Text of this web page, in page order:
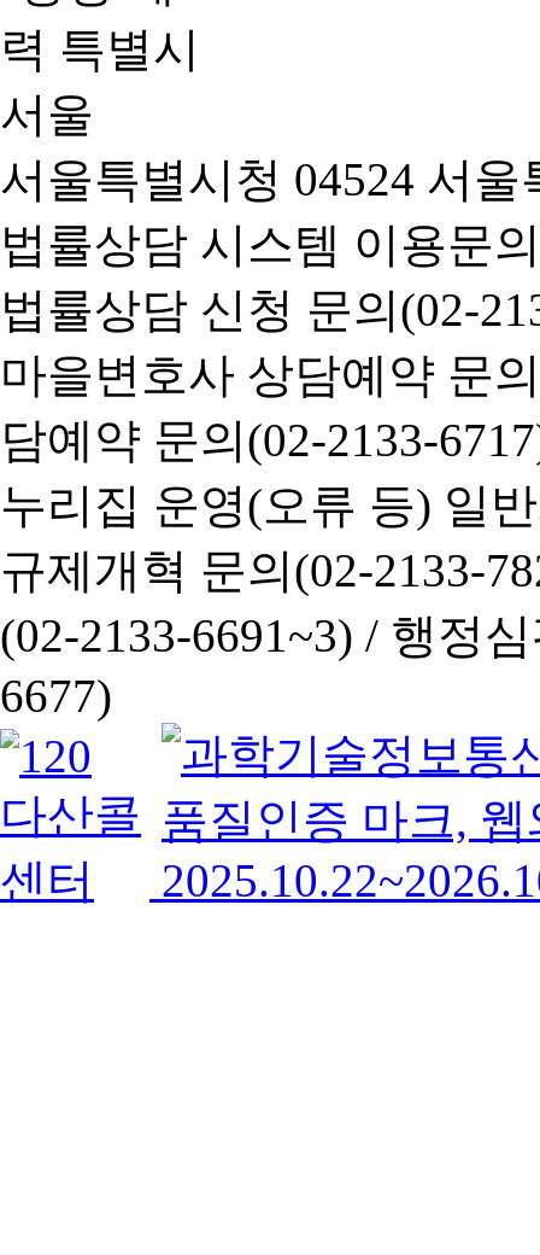
서울특별시청 04524 서
법률상담 시스템 이용문
법률상담 신청 문의(02-
마을변호사 상담예약 문
담예약 문의(02-2133-
누리집 운영(오류 등) 일
규제개혁 문의(02-2133-
(02-2133-6691~3) / 행정심
6677)